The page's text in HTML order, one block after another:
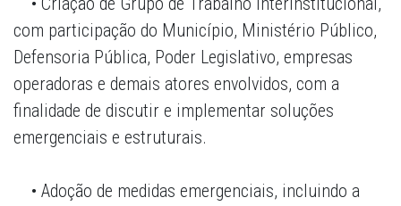
com participação do Município, Ministério Público,
Defensoria Pública, Poder Legislativo, empresas
operadoras e demais atores envolvidos, com a
finalidade de discutir e implementar soluções
emergenciais e estruturais.
• Adoção de medidas emergenciais, incluindo a